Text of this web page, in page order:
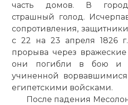
часть домов. В
страшный голод.
сопротивления,
с 22 на 23 апреля 1826
прорыва через
они погибли в бою и
учиненной
египетскими войсками.
После падения
Greek Revolution 1821
Имя:
Комментарий: